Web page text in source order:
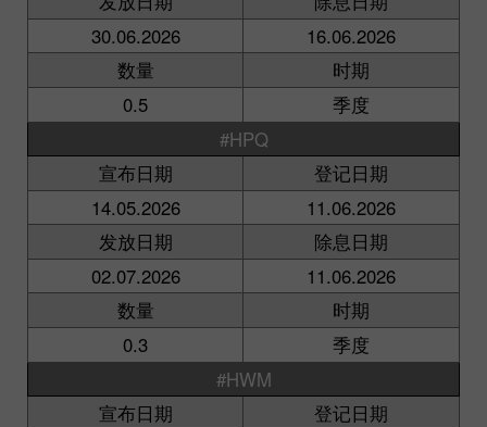
30.06.2026
16.06.2026
数量
时期
0.5
季度
#HPQ
宣布日期
登记日期
14.05.2026
11.06.2026
发放日期
除息日期
02.07.2026
11.06.2026
数量
时期
0.3
季度
#HWM
宣布日期
登记日期